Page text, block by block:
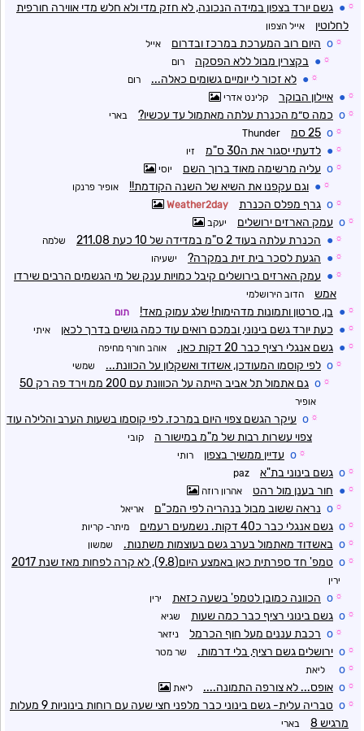
☼
● גשם יורד בצפון במידה הנכונה, לא חזק מדי ולא חלש מדי אווירה חורפית
לחלוטין
אייל הצפון
☼
o היום רוב המערכת במרכז ובדרום אייל
☼
● בקצרין מבול ללא הפסקה רום
☼
● לא זכור לי יומיים גשומים כאלה... רום
☼
● איילון הבוקר קלינט אדרי
☼
o כמה ס״מ הכנרת עלתה מאתמול עד עכשיו? בארי
☼
o 25 סמ Thunder
☼
● לדעתי יסגור את ה30 ס"מ זיו
☼
o עליה מרשימה מאוד ברוך השם יוסי
☼
● וגם עקפנו את השיא של השנה הקודמת!! אופיר פרנקו
☼
o גרף מפלס הכנרת Weather2day
☼
o עמק הארזים ירושלים יעקב
☼
● הכנרת עלתה בעוד 2 ס"מ במדידה של 10 כעת 211.08 שלמה
☼
● הגעת לסכר בית זית במקרה? ישעיהו
☼
● עמק הארזים בירושלים קיבל כמויות ענק של מי הגשמים הרבים שירדו
אמש
הדוב הירושלמי
☼
● בן, סרטון ותמונות מדהימות! שלג עמוק מאד! תום
☼
● כעת יורד גשם בינוני, ובמכם רואים עוד כמה גושים בדרך לכאן איתי
☼
● גשם אנגלי רציף כבר 20 דקות כאן. אוהב חורף מחיפה
☼
o לפי קוסמו המעודכן, אשדוד ואשקלון על הכוונת... שמשי
☼
o גם אתמול תל אביב הייתה על הכווונת עם 200 ממ וירד פה רק 50
אופיר
☼
o עיקר הגשם צפוי היום במרכז. לפי קוסמו בשעות הערב והלילה עוד
צפוי עשרות רבות של מ"מ במישור ה
קובי
☼
o עדיין ממשיך בצפון רותי
☼
o גשם בינוני בת"א paz
☼
● חור בענן מול רהט אהרון רוזה
☼
o נראה ששוב מבול בנהריה לפי המכ"ם אריאל
☼
o גשם אנגלי כבר כ40 דקות. נשמעים רעמים מיתר- קריות
☼
o באשדוד מאתמול בערב גשם בעוצמות משתנות. שמשון
☼
o טמפ' חד ספרתית כאן באמצע היום(9.8), לא קרה לפחות מאז שנת 2017
ירין
☼
o הכוונה כמובן לטמפ' בשעה כזאת ירין
☼
o גשם בינוני רציף כבר כמה שעות שגיא
☼
o רכבת עננים מעל חוף הכרמל ניזאר
☼
o ירושלים גשם רציף, בלי דרמות. שר מטר
☼
o ליאת
☼
o אופס... לא צורפה התמונה.... ליאת
☼
o
טבריה עלית- גשם בינוני כבר מלפני חצי שעה עם רוחות בינוניות 9 מעלות
מרגיש 8
בארי